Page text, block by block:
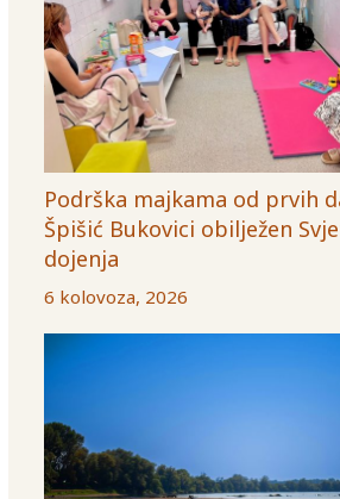
Podrška majkama od prvih
Špišić Bukovici obilježen
dojenja
6 kolovoza, 2026